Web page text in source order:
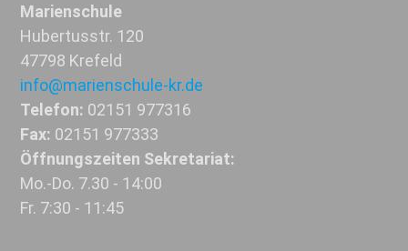
Marienschule
Hubertusstr. 120
47798 Krefeld
info@marienschule-kr.de
Telefon: 02151 977316
Fax: 02151 977333
Öffnungszeiten Sekretariat:
Mo.-Do. 7.30 - 14:00
Fr. 7:30 - 11:45